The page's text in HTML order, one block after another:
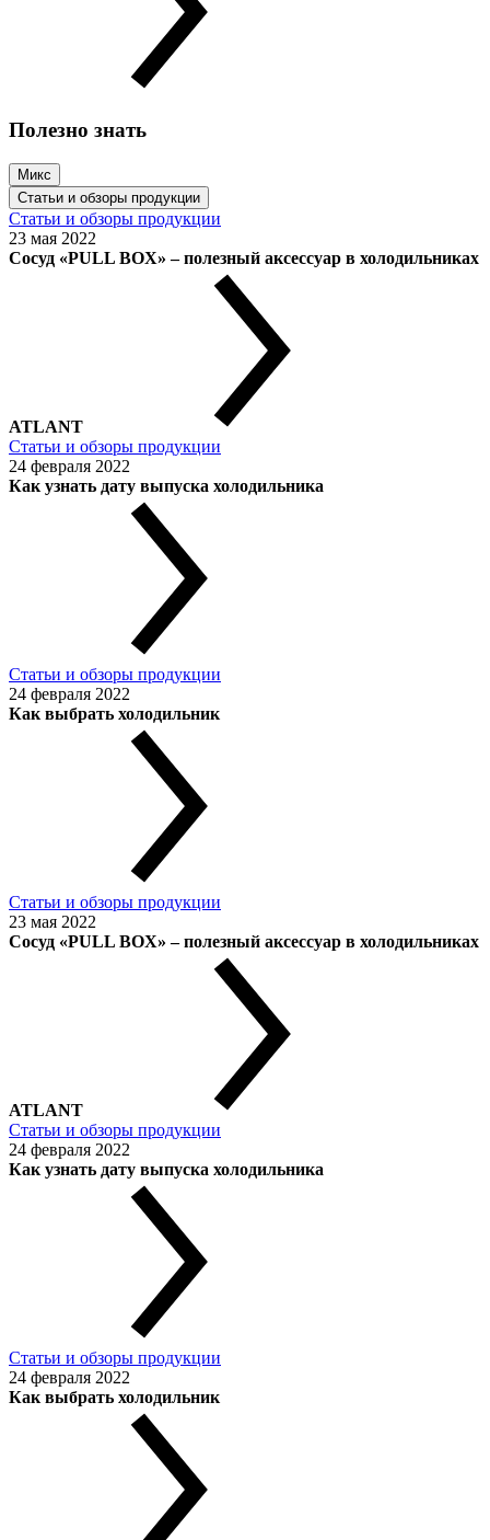
Полезно знать
Микс
Статьи и обзоры продукции
Статьи и обзоры продукции
23 мая 2022
Сосуд «PULL BOX» – полезный аксессуар в холодильниках
ATLANT
Статьи и обзоры продукции
24 февраля 2022
Как узнать дату выпуска холодильника
Статьи и обзоры продукции
24 февраля 2022
Как выбрать холодильник
Статьи и обзоры продукции
23 мая 2022
Сосуд «PULL BOX» – полезный аксессуар в холодильниках
ATLANT
Статьи и обзоры продукции
24 февраля 2022
Как узнать дату выпуска холодильника
Статьи и обзоры продукции
24 февраля 2022
Как выбрать холодильник